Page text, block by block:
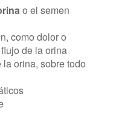
o el semen
como dolor o
de la orina
orina, sobre todo